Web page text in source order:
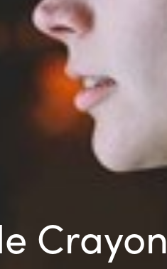
Crayon